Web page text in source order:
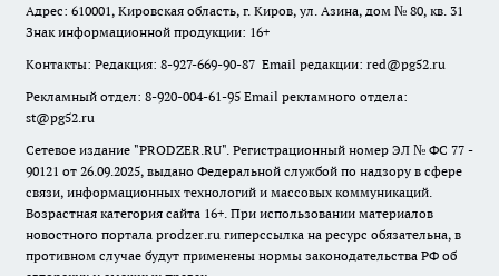
Адрес: 610001, Кировская область, г. Киров, ул. Азина, дом № 80, кв. 31
Знак информационной продукции: 16+
Контакты: Редакция: 8-927-669-90-87 Email редакции: red@pg52.ru
Рекламный отдел: 8-920-004-61-95 Email рекламного отдела:
st@pg52.ru
Сетевое издание "PRODZER.RU". Регистрационный номер ЭЛ № ФС 77 -
90121 от 26.09.2025, выдано Федеральной службой по надзору в сфере
связи, информационных технологий и массовых коммуникаций.
Возрастная категория сайта 16+. При использовании материалов
новостного портала prodzer.ru гиперссылка на ресурс обязательна, в
противном случае будут применены нормы законодательства РФ об